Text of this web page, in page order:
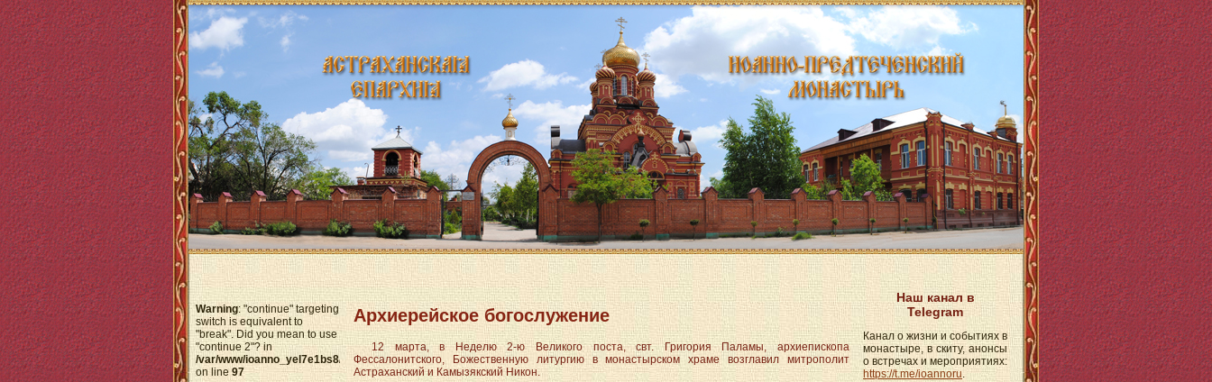
Warning: "continue" targeting
switch is equivalent to
"break". Did you mean to use
"continue 2"? in
/var/www/ioanno_yel7e1bs8/data/www/httpdocs/modules/mod_menu/helper.php
on line 97
Архиерейское богослужение
12 марта, в Неделю 2-ю Великого поста, свт. Григория Паламы, архиепископа
Фессалонитского, Божественную литургию в монастырском храме возглавил митрополит
Астраханский и Камызякский Никон.
Наш канал в
Telegram
Канал о жизни и событиях в
монастыре, в скиту, анонсы
о встречах и мероприятиях:
https://t.me/ioannoru.